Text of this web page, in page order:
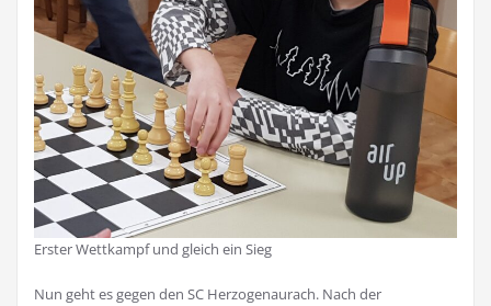
Erster Wettkampf und gleich ein Sieg
Nun geht es gegen den SC Herzogenaurach. Nach der